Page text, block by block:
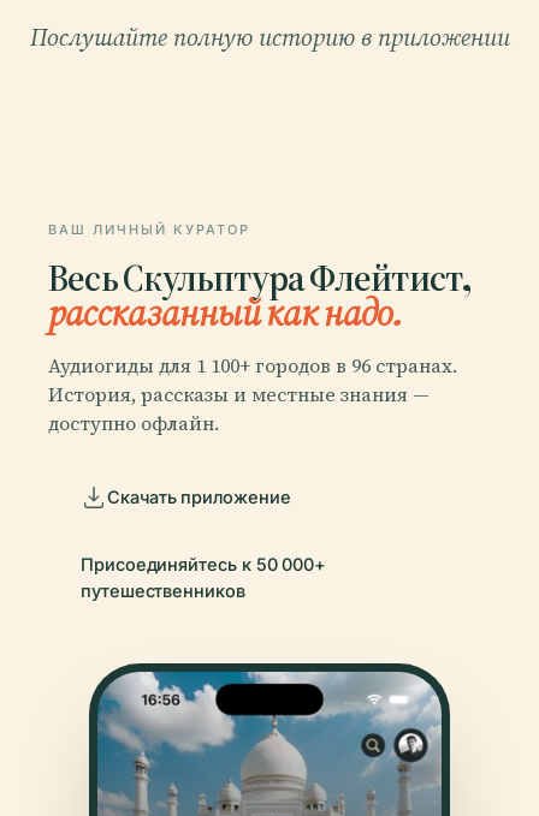
Послушайте полную историю в приложении
ВАШ ЛИЧНЫЙ КУРАТОР
Весь Скульптура Флейтист,
рассказанный как надо.
Аудиогиды для 1 100+ городов в 96 странах.
История, рассказы и местные знания —
доступно офлайн.
Скачать приложение
Присоединяйтесь к 50 000+
путешественников